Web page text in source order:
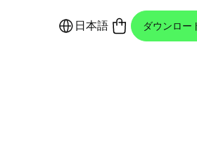
日本語 ダウンロー